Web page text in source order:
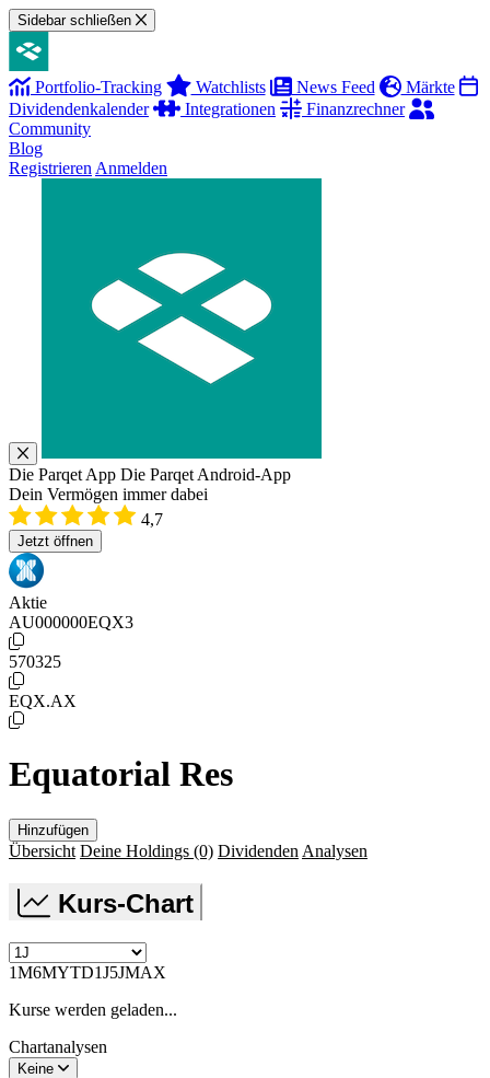
Sidebar schließen
Portfolio-Tracking Watchlists News Feed
Märkte
Dividendenkalender
Integrationen
Finanzrechner
Community
Blog
Registrieren Anmelden
Die Parqet App Die Parqet Android-App
Dein Vermögen immer dabei
4,7
Jetzt öffnen
Aktie
AU000000EQX3
570325
EQX.AX
Equatorial Res
Hinzufügen
Übersicht Deine Holdings (0) Dividenden Analysen
Kurs-Chart
1M6MYTD1J5JMAX
Kurse werden geladen...
Chartanalysen
Keine